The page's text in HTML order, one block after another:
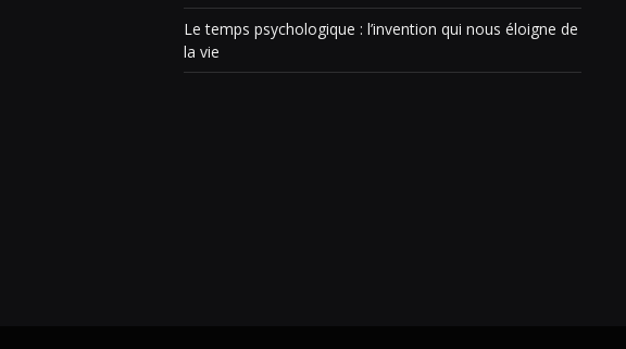
Le temps psychologique : l’invention qui nous éloigne de
la vie